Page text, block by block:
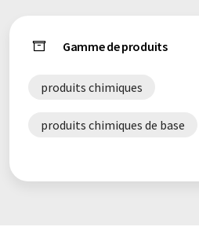
Gamme de produits
produits chimiques
produits chimiques de base